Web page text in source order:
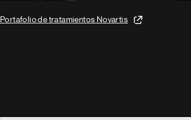
Portafolio de tratamientos Novartis